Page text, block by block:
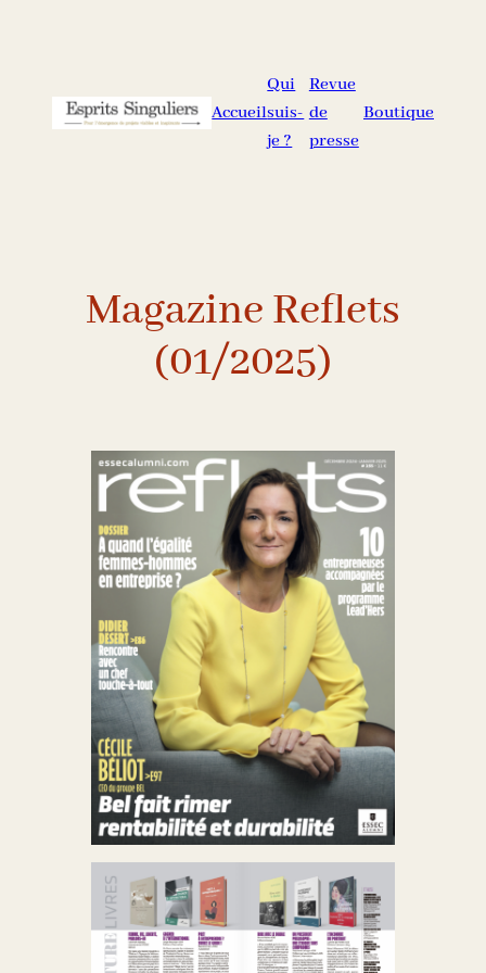
Accueil
Qui
suis-
je ?
Revue
de
presse
Boutique
Magazine Reflets
(01/2025)